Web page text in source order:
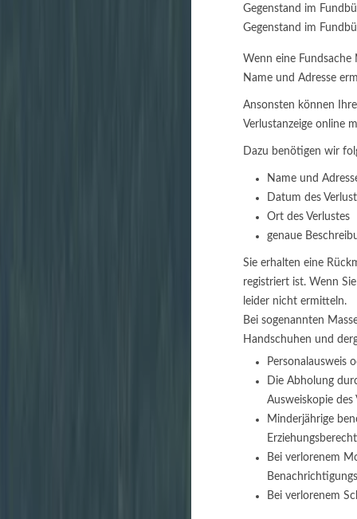
Gegenstand im
Gegenstand im
Wenn eine Fundsache
Name und Adresse
Ansonsten können
Verlustanzeige online
Dazu benötigen wir
Name und
Datum des
Ort des Verlustes
genaue
Sie erhalten eine
registriert ist. Wenn
leider nicht ermitteln.
Bei sogenannten
Handschuhen und
Personalausweis
Die Abholung
Ausweiskopie des
Minderjährige
Bei verlorenem
Bei verlorenem